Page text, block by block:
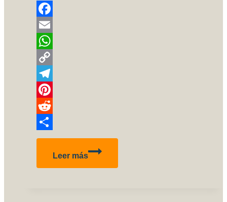
Facebook
Email
WhatsApp
Copy
Link
Telegram
Pinterest
Reddit
Compartir
Leer más
Claudio